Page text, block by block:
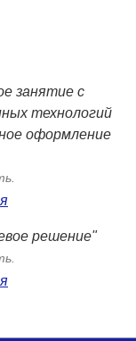
занятие с
технологий
оформление
решение"